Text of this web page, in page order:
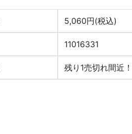
5,060円(税込)
11016331
残り1売切れ間近！